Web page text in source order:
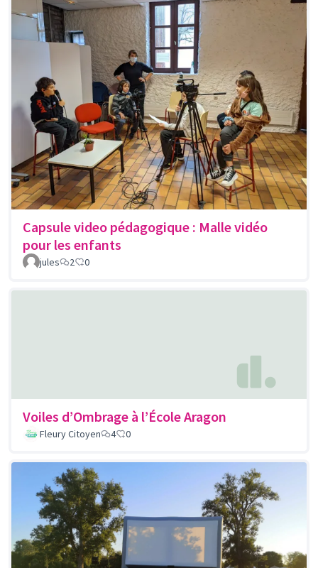
Capsule video pédagogique : Malle vidéo
pour les enfants
jules 2 0
Voiles d’Ombrage à l’École Aragon
Fleury Citoyen 4 0